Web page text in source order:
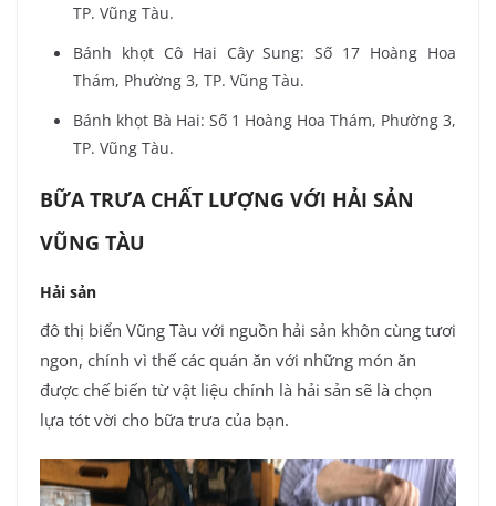
TP. Vũng Tàu.
Bánh khọt Cô Hai Cây Sung: Số 17 Hoàng Hoa
Thám, Phường 3, TP. Vũng Tàu.
Bánh khọt Bà Hai: Số 1 Hoàng Hoa Thám, Phường 3,
TP. Vũng Tàu.
BỮA TRƯA CHẤT LƯỢNG VỚI HẢI SẢN
VŨNG TÀU
Hải sản
đô thị biển Vũng Tàu với nguồn hải sản khôn cùng tươi
ngon, chính vì thế các quán ăn với những món ăn
được chế biến từ vật liệu chính là hải sản sẽ là chọn
lựa tót vời cho bữa trưa của bạn.